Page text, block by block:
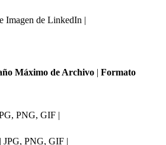
Imagen de LinkedIn |
Máximo de Archivo | Formato
PNG, GIF |
JPG, PNG, GIF |